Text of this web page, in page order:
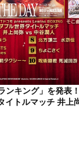
ンキング」を発表
イトルマッチ 井上